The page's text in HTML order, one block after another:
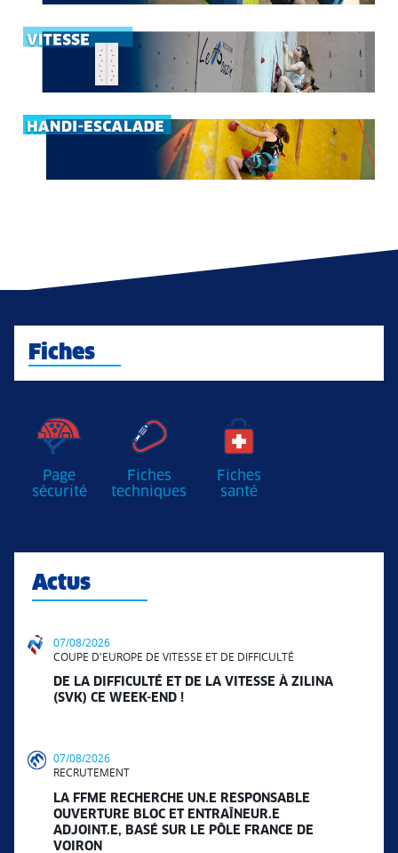
Fiches
Page
sécurité
Fiches
techniques
Fiches
santé
Actus
07/08/2026
COUPE D'EUROPE DE VITESSE ET DE DIFFICULTÉ
DE LA DIFFICULTÉ ET DE LA VITESSE À ZILINA
(SVK) CE WEEK-END !
07/08/2026
RECRUTEMENT
LA FFME RECHERCHE UN.E RESPONSABLE
OUVERTURE BLOC ET ENTRAÎNEUR.E
ADJOINT.E, BASÉ SUR LE PÔLE FRANCE DE
VOIRON